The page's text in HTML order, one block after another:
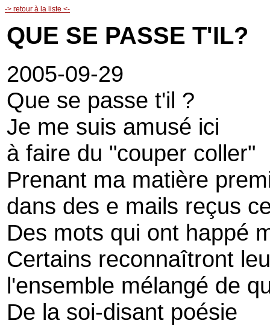
-> retour à la liste <-
QUE SE PASSE T'IL?
2005-09-29
Que se passe t'il ?
Je me suis amusé ici
à faire du "couper coller"
Prenant ma matière
dans des e mails reçus
Des mots qui ont happé
Certains reconnaîtront
l'ensemble mélangé de
De la soi-disant poésie